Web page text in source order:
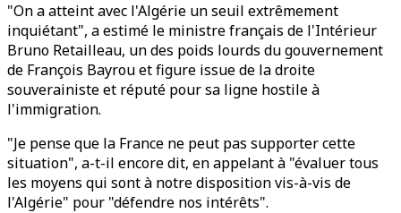
"On a atteint avec l'Algérie un seuil extrêmement
inquiétant", a estimé le ministre français de l'Intérieur
Bruno Retailleau, un des poids lourds du gouvernement
de François Bayrou et figure issue de la droite
souverainiste et réputé pour sa ligne hostile à
l'immigration.
"Je pense que la France ne peut pas supporter cette
situation", a-t-il encore dit, en appelant à "évaluer tous
les moyens qui sont à notre disposition vis-à-vis de
l'Algérie" pour "défendre nos intérêts".